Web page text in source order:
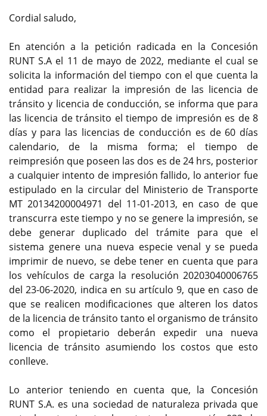
Cordial saludo,
En atención a la petición radicada en la Concesión
RUNT S.A el 11 de mayo de 2022, mediante el cual se
solicita la información del tiempo con el que cuenta la
entidad para realizar la impresión de las licencia de
tránsito y licencia de conducción, se informa que para
las licencia de tránsito el tiempo de impresión es de 8
días y para las licencias de conducción es de 60 días
calendario, de la misma forma; el tiempo de
reimpresión que poseen las dos es de 24 hrs, posterior
a cualquier intento de impresión fallido, lo anterior fue
estipulado en la circular del Ministerio de Transporte
MT 20134200004971 del 11-01-2013, en caso de que
transcurra este tiempo y no se genere la impresión, se
debe generar duplicado del trámite para que el
sistema genere una nueva especie venal y se pueda
imprimir de nuevo, se debe tener en cuenta que para
los vehículos de carga la resolución 20203040006765
del 23-06-2020, indica en su artículo 9, que en caso de
que se realicen modificaciones que alteren los datos
de la licencia de tránsito tanto el organismo de tránsito
como el propietario deberán expedir una nueva
licencia de tránsito asumiendo los costos que esto
conlleve.
Lo anterior teniendo en cuenta que, la Concesión
RUNT S.A. es una sociedad de naturaleza privada que